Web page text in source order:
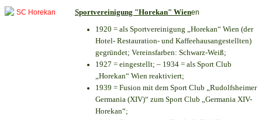
Sportvereinigung "Horekan" Wienen
1920 = als Sportvereinigung „Horekan“ Wien (der
Hotel- Restauration- und Kaffeehausangestellten)
gegründet; Vereinsfarben: Schwarz-Weiß;
1927 = eingestellt; – 1934 = als Sport Club
„Horekan“ Wien reaktiviert;
1939 = Fusion mit dem Sport Club „Rudolfsheimer
Germania (XIV)“ zum Sport Club „Germania XIV-
Horekan“;